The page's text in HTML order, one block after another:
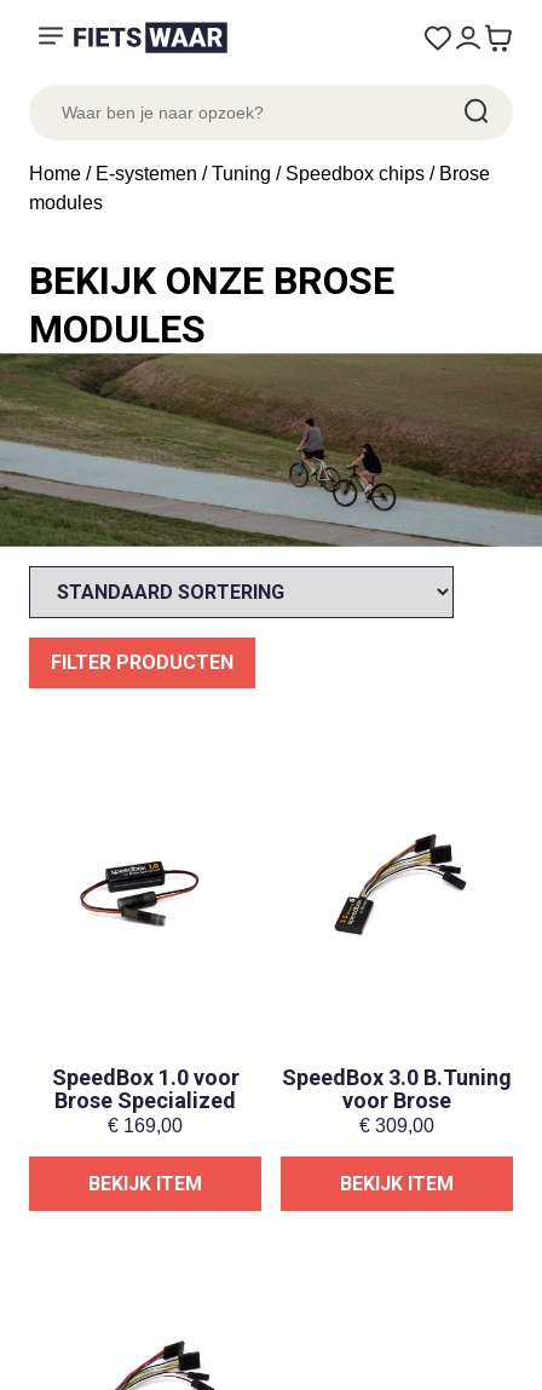
Home / E-systemen /Tuning / Speedbox chips / Brose
modules
BEKIJK ONZE BROSE
MODULES
FILTER PRODUCTEN
SpeedBox 1.0 voor
Brose Specialized
€ 169,00
BEKIJK ITEM
SpeedBox 3.0 B.Tuning
voor Brose
€ 309,00
BEKIJK ITEM